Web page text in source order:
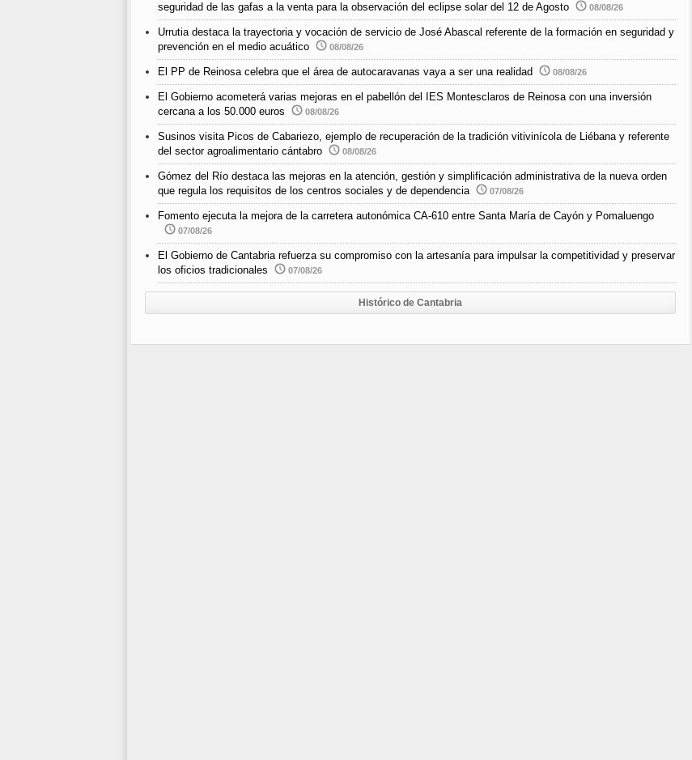
seguridad de las gafas a la venta para la observación del eclipse solar del 12 de Agosto
08/08/26
Urrutia destaca la trayectoria y vocación de servicio de José Abascal referente de la formación en seguridad y
prevención en el medio acuático
08/08/26
El PP de Reinosa celebra que el área de autocaravanas vaya a ser una realidad 08/08/26
El Gobierno acometerá varias mejoras en el pabellón del IES Montesclaros de Reinosa con una inversión
cercana a los 50.000 euros
08/08/26
Susinos visita Picos de Cabariezo, ejemplo de recuperación de la tradición vitivinícola de Liébana y referente
del sector agroalimentario cántabro
08/08/26
Gómez del Río destaca las mejoras en la atención, gestión y simplificación administrativa de la nueva orden
que regula los requisitos de los centros sociales y de dependencia
07/08/26
Fomento ejecuta la mejora de la carretera autonómica CA-610 entre Santa María de Cayón y Pomaluengo
07/08/26
El Gobierno de Cantabria refuerza su compromiso con la artesanía para impulsar la competitividad y preservar
los oficios tradicionales
07/08/26
Histórico de Cantabria